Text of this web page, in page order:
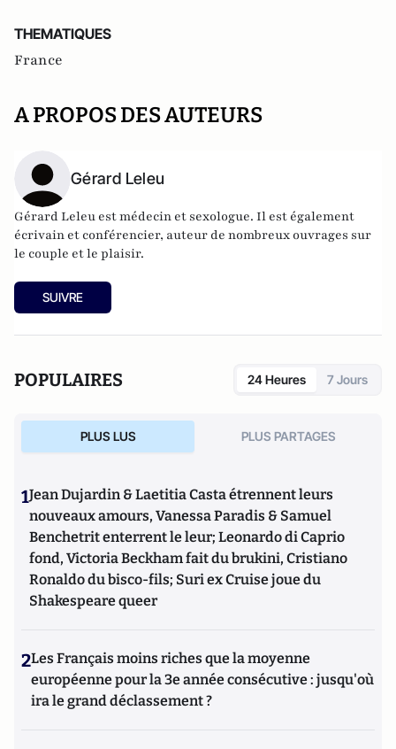
THEMATIQUES
France
A PROPOS DES AUTEURS
Gérard Leleu
Gérard Leleu est médecin et sexologue. Il est également
écrivain et conférencier, auteur de nombreux ouvrages sur
le couple et le plaisir.
SUIVRE
POPULAIRES 24 Heures 7 Jours
PLUS LUS PLUS PARTAGES
1Jean Dujardin & Laetitia Casta étrennent leurs
nouveaux amours, Vanessa Paradis & Samuel
Benchetrit enterrent le leur; Leonardo di Caprio
fond, Victoria Beckham fait du brukini, Cristiano
Ronaldo du bisco-fils; Suri ex Cruise joue du
Shakespeare queer
2Les Français moins riches que la moyenne
européenne pour la 3e année consécutive : jusqu'où
ira le grand déclassement ?